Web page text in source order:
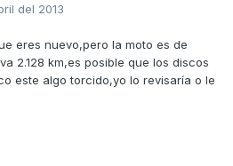
del 2013
eres nuevo,pero la moto es de
2.128 km,es posible que los discos
este algo torcido,yo lo revisaría o le